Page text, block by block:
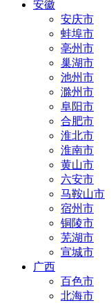
安徽
安庆市
蚌埠市
亳州市
巢湖市
池州市
滁州市
阜阳市
合肥市
淮北市
淮南市
黄山市
六安市
马鞍山市
宿州市
铜陵市
芜湖市
宣城市
广西
百色市
北海市